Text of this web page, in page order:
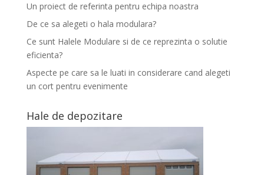
Un proiect de referinta pentru echipa noastra
De ce sa alegeti o hala modulara?
Ce sunt Halele Modulare si de ce reprezinta o solutie
eficienta?
Aspecte pe care sa le luati in considerare cand alegeti
un cort pentru evenimente
Hale de depozitare